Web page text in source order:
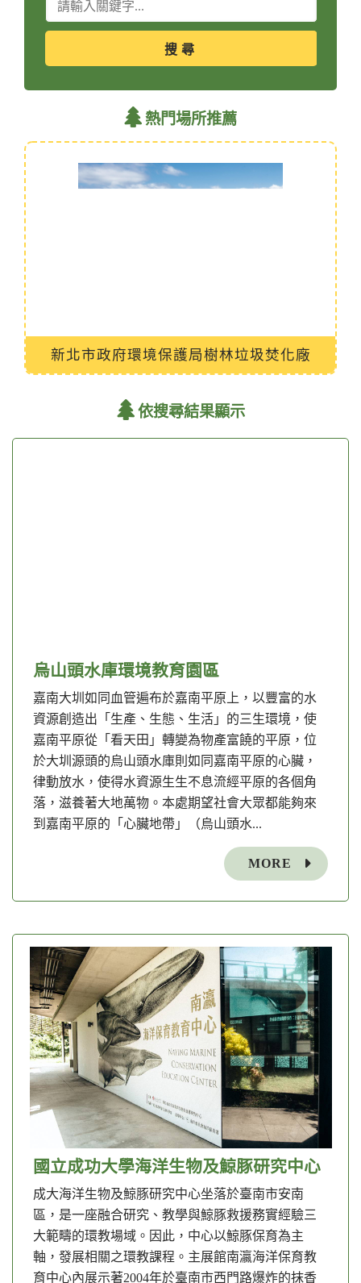
別
鍵
字
熱門場所推薦
新北市政府環境保護局樹林垃圾焚化廠
依搜尋結果顯示
烏山頭水庫環境教育園區
嘉南大圳如同血管遍布於嘉南平原上，以豐富的水
資源創造出「生產、生態、生活」的三生環境，使
嘉南平原從「看天田」轉變為物產富饒的平原，位
於大圳源頭的烏山頭水庫則如同嘉南平原的心臟，
律動放水，使得水資源生生不息流經平原的各個角
落，滋養著大地萬物。本處期望社會大眾都能夠來
到嘉南平原的「心臟地帶」（烏山頭水...
MORE
國立成功大學海洋生物及鯨豚研究中心
成大海洋生物及鯨豚研究中心坐落於臺南市安南
區，是一座融合研究、教學與鯨豚救援務實經驗三
大範疇的環教場域。因此，中心以鯨豚保育為主
軸，發展相關之環教課程。主展館南瀛海洋保育教
育中心內展示著2004年於臺南市西門路爆炸的抹香